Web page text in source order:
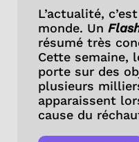
L’actualité,
monde. Un
résumé très
Cette semaine,
porte sur des
plusieurs
apparaissent
cause du